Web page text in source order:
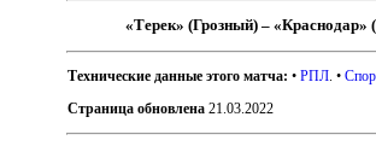
«Терек» (Грозный) – «Краснодар»
Технические данные этого матча: •РПЛ . •
Страница обновлена 21.03.2022